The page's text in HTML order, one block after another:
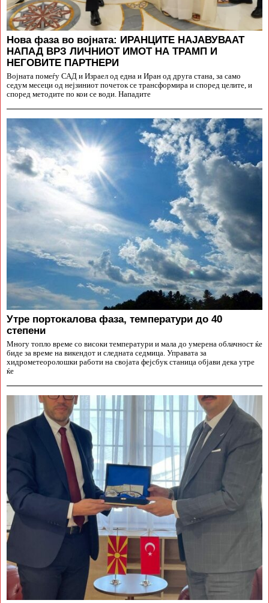
Нова фаза во војната: ИРАНЦИТЕ НАЈАВУВААТ
НАПАД ВРЗ ЛИЧНИОТ ИМОТ НА ТРАМП И
НЕГОВИТЕ ПАРТНЕРИ
Војната помеѓу САД и Израел од една и Иран од друга стана, за само
седум месеци од нејзиниот почеток се трансформира и според целите, и
според методите по кои се води. Нападите
Утре портокалова фаза, температури до 40
степени
Многу топло време со високи температури и мала до умерена облачност ќе
биде за време на викендот и следната седмица. Управата за
хидрометеоролошки работи на својата фејсбук станица објави дека утре
ќе